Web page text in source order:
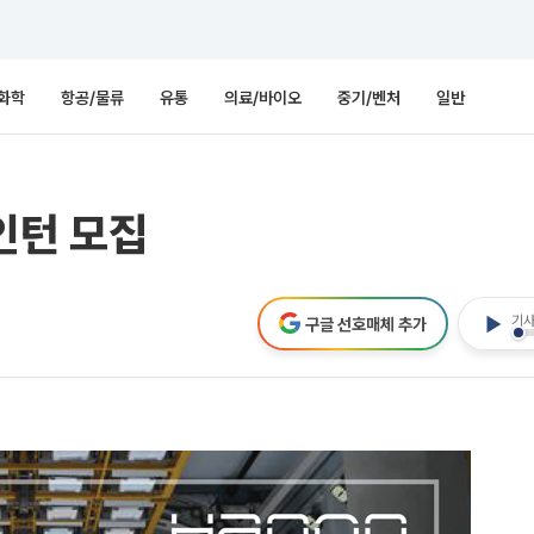
학 항공/물류 유통 의료/바이오 중기/벤처 일반
턴 모집
기
구글 선호매체 추가